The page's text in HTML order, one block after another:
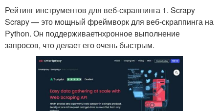
Рейтинг инструментов для веб-скраппинга 1. Scrapy
Scrapy — это мощный фреймворк для веб-скраппинга на
Python. Он поддерживаетнхронное выполнение
запросов, что делает его очень быстрым.